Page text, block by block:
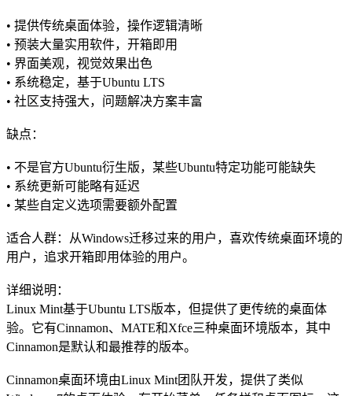
• 提供传统桌面体验，操作逻辑清晰
• 预装大量实用软件，开箱即用
• 界面美观，视觉效果出色
• 系统稳定，基于Ubuntu LTS
• 社区支持强大，问题解决方案丰富
缺点：
• 不是官方Ubuntu衍生版，某些Ubuntu特定功能可能缺失
• 系统更新可能略有延迟
• 某些自定义选项需要额外配置
适合人群：从Windows迁移过来的用户，喜欢传统桌面环境的
用户，追求开箱即用体验的用户。
详细说明：
Linux Mint基于Ubuntu LTS版本，但提供了更传统的桌面体
验。它有Cinnamon、MATE和Xfce三种桌面环境版本，其中
Cinnamon是默认和最推荐的版本。
Cinnamon桌面环境由Linux Mint团队开发，提供了类似